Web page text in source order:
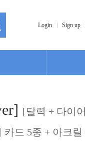
Login Sign up
[달력 + 다이
카드 5종 + 아크